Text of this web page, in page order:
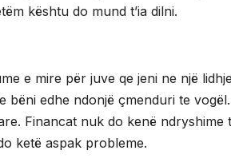
kështu do mund t’ia dilni.
e mire për juve qe jeni ne një
bëni edhe ndonjë çmenduri te
Financat nuk do kenë ndryshime
ketë aspak probleme.